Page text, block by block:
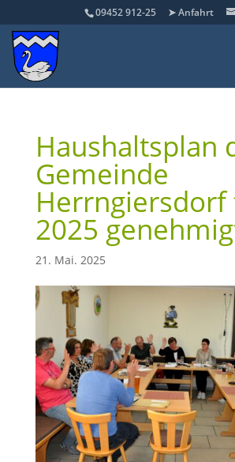
09452 912-25 ➤ Anfahrt
Haushaltsplan
Gemeinde
2025
21. Mai. 2025